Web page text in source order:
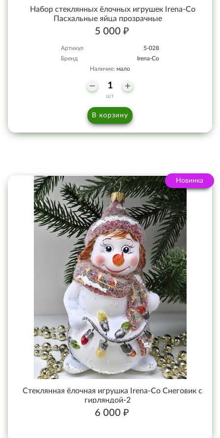
Набор стеклянных ёлочных игрушек Irena-Co
Пасхальные яйца прозрачные
5 000 ₽
Артикул
5-028
Бренд
Irena-Co
Наличие: мало
шт
В корзину
Новинка
Стеклянная ёлочная игрушка Irena-Co Снеговик с
гирляндой-2
6 000 ₽